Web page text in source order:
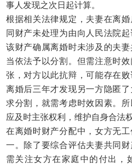
事人发现之次日起计算。
根据相关法律规定，夫妻在离
同财产未处理为由向人民法院
该财产确属离婚时未涉及的夫
当依法予以分割。但需注意时
张，对方以此抗辩，可能存在
离婚后三年才发现另一方隐匿
求分割，就需考虑时效因素。
应及时主张权利，维护自身合法权
在离婚时财产分配中，女方无
一。除了要综合评估夫妻共同
需关注女方在家庭中的付出，